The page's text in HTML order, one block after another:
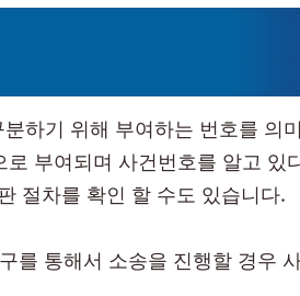
하기 위해 부여하는 번호를 의
부여되며 사건번호를 알고 있
절차를 확인 할 수도 있습니다.
를 통해서 소송을 진행할 경우